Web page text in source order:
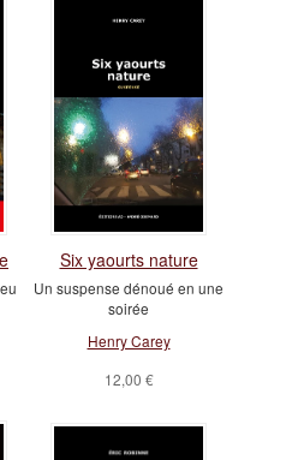
Six yaourts nature
Un suspense dénoué en une
soirée
Henry Carey
12,00 €